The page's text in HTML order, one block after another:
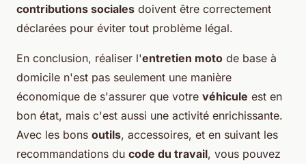
contributions sociales doivent être correctement
déclarées pour éviter tout problème légal.
En conclusion, réaliser l'entretien moto de base à
domicile n'est pas seulement une manière
économique de s'assurer que votre véhicule est en
bon état, mais c'est aussi une activité enrichissante.
Avec les bons outils, accessoires, et en suivant les
recommandations du code du travail, vous pouvez